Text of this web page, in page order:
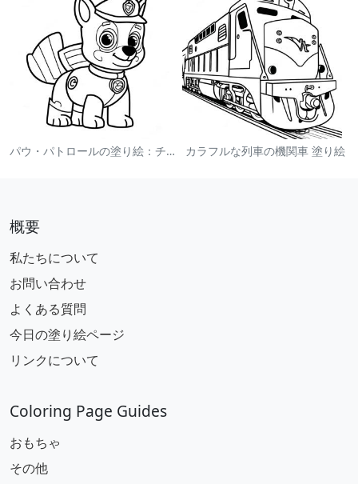
パウ・パトロールの塗り絵：チェイス カラフルな列車の機関車 塗り絵
概要
私たちについて
お問い合わせ
よくある質問
今日の塗り絵ページ
リンクについて
Coloring Page Guides
おもちゃ
その他